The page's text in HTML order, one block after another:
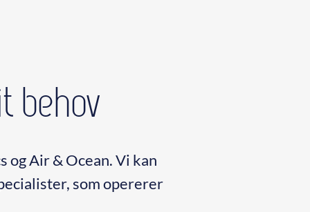
behov
og Air & Ocean. Vi kan
som opererer